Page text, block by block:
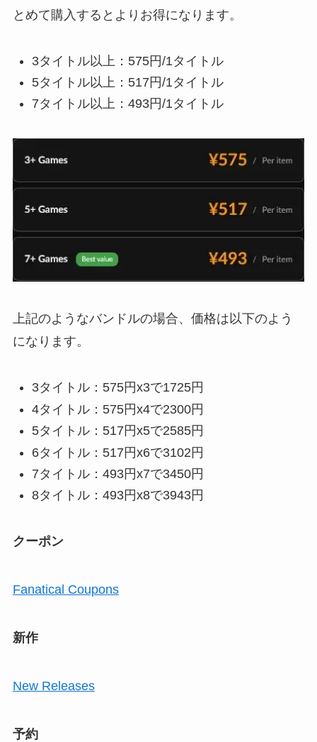
とめて購入するとよりお得になります。
3タイトル以上：575円/1タイトル
5タイトル以上：517円/1タイトル
7タイトル以上：493円/1タイトル
上記のようなバンドルの場合、価格は以下のよう
になります。
3タイトル：575円x3で1725円
4タイトル：575円x4で2300円
5タイトル：517円x5で2585円
6タイトル：517円x6で3102円
7タイトル：493円x7で3450円
8タイトル：493円x8で3943円
クーポン
Fanatical Coupons
新作
New Releases
予約